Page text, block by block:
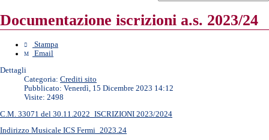
Documentazione iscrizioni a.s. 2023/24
Stampa
Email
Dettagli
Categoria: Crediti sito
Pubblicato: Venerdì, 15 Dicembre 2023 14:12
Visite: 2498
C.M. 33071 del 30.11.2022_ISCRIZIONI 2023/2024
Indirizzo Musicale ICS Fermi_2023.24